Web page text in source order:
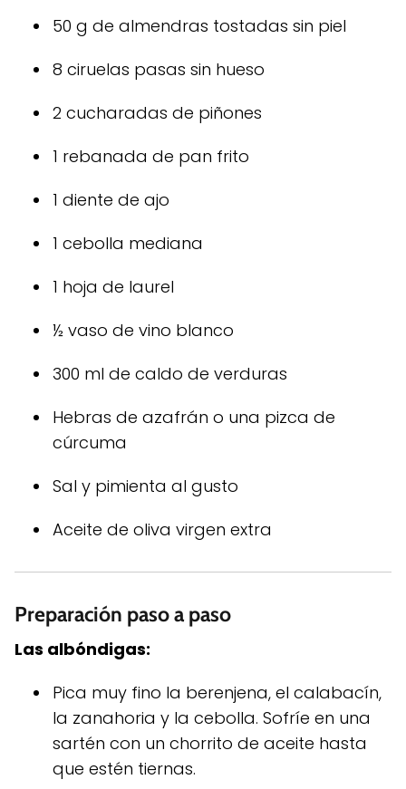
50 g de almendras tostadas sin piel
8 ciruelas pasas sin hueso
2 cucharadas de piñones
1 rebanada de pan frito
1 diente de ajo
1 cebolla mediana
1 hoja de laurel
½ vaso de vino blanco
300 ml de caldo de verduras
Hebras de azafrán o una pizca de
cúrcuma
Sal y pimienta al gusto
Aceite de oliva virgen extra
Preparación paso a paso
Las albóndigas:
Pica muy fino la berenjena, el calabacín,
la zanahoria y la cebolla. Sofríe en una
sartén con un chorrito de aceite hasta
que estén tiernas.